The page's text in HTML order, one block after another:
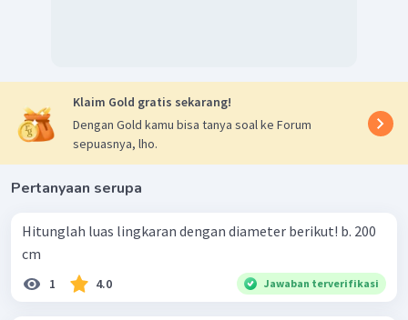
Klaim Gold gratis sekarang!
Dengan Gold kamu bisa tanya soal ke Forum
sepuasnya, lho.
Pertanyaan serupa
Hitunglah luas lingkaran dengan diameter berikut! b. 200
cm
1 4.0 Jawaban terverifikasi